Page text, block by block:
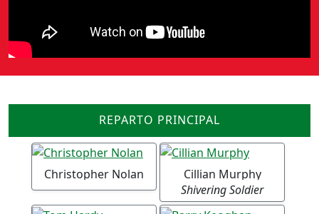
REPARTO PRINCIPAL
Christopher Nolan
Cillian Murphy
Shivering Soldier